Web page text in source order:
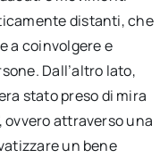
distanti, che
a coinvolgere e
Dall’altro lato,
stato preso di mira
attraverso una
un bene